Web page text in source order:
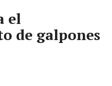
el
de galpones